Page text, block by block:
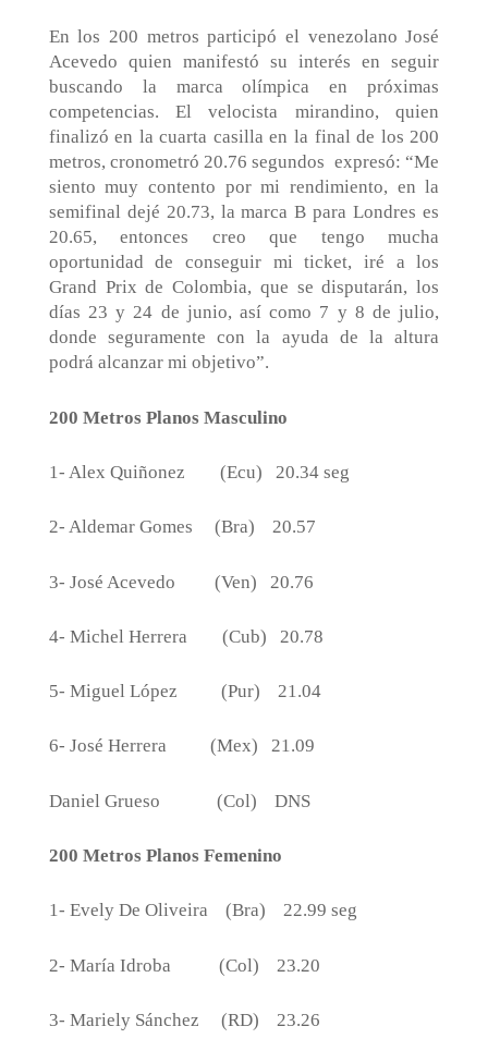
En los 200 metros participó el venezolano José
Acevedo quien manifestó su interés en seguir
buscando la marca olímpica en próximas
competencias. El velocista mirandino, quien
finalizó en la cuarta casilla en la final de los 200
metros, cronometró 20.76 segundos expresó: “Me
siento muy contento por mi rendimiento, en la
semifinal dejé 20.73, la marca B para Londres es
20.65, entonces creo que tengo mucha
oportunidad de conseguir mi ticket, iré a los
Grand Prix de Colombia, que se disputarán, los
días 23 y 24 de junio, así como 7 y 8 de julio,
donde seguramente con la ayuda de la altura
podrá alcanzar mi objetivo”.
200 Metros Planos Masculino
1- Alex Quiñonez (Ecu) 20.34 seg
2- Aldemar Gomes (Bra) 20.57
3- José Acevedo (Ven) 20.76
4- Michel Herrera (Cub) 20.78
5- Miguel López (Pur) 21.04
6- José Herrera (Mex) 21.09
Daniel Grueso (Col) DNS
200 Metros Planos Femenino
1- Evely De Oliveira (Bra) 22.99 seg
2- María Idroba (Col) 23.20
3- Mariely Sánchez (RD) 23.26